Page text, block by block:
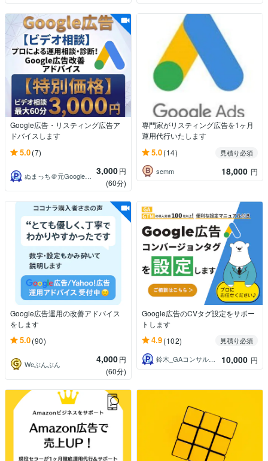
Google広告・リスティング広告ア
ドバイスします
5.0(7)
ぬまっち＠元Google広告公式コンサル 3,000円
(60分)
専門家がリスティング広告を1ヶ月
運用代行いたします
5.0(14)
見積り必須
semm
18,000 円
Google広告運用の改善アドバイス
をします
5.0(90)
Weぶんぶん 4,000円
(60分)
Google広告のCVタグ設定をサポー
トします
4.9(102)
見積り必須
鈴木_GAコンサルタント
10,000 円